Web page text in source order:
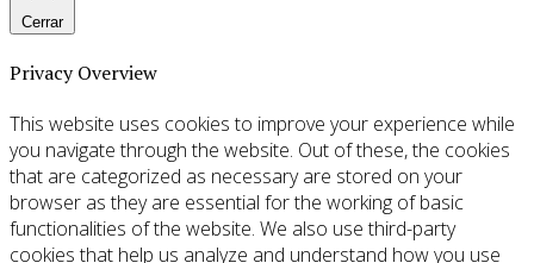
Cerrar
Privacy Overview
This website uses cookies to improve your experience while
you navigate through the website. Out of these, the cookies
that are categorized as necessary are stored on your
browser as they are essential for the working of basic
functionalities of the website. We also use third-party
cookies that help us analyze and understand how you use